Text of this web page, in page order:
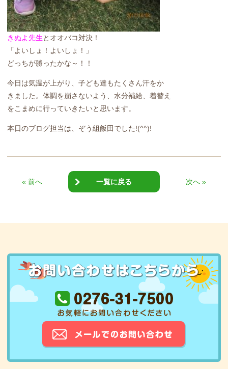
きぬよ先生とオオバコ対決！
「よいしょ！よいしょ！」
どっちが勝ったかな～！！
今日は気温が上がり、子ども達もたくさん汗をか
きました。体調を崩さないよう、水分補給、着替え
をこまめに行っていきたいと思います。
本日のブログ担当は、ぞう組飯田でした!(^^)!
« 前へ 一覧に戻る 次へ »